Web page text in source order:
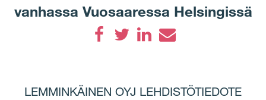
vanhassa Vuosaaressa Helsingissä
LEMMINKÄINEN OYJ LEHDISTÖTIEDOTE